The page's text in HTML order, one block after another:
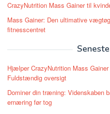
CrazyNutrition Mass Gainer til
Mass Gainer: Den ultimative
fitnesscentret
Hjælper CrazyNutrition Mass
Fuldstændig oversigt
Dominer din træning: Videnskaben
ernæring før tog